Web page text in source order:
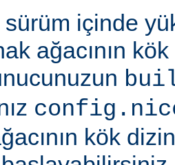
sürüm içinde
ağacının
kök